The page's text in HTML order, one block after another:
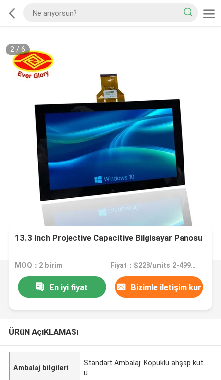
2/ 6
13.3 Inch Projective Capacitive Bilgisayar Panosu
MOQ：2 birim Fiyat：$228/units 2-499 units
En iyi fiyat Bizimle iletişim kur
ÜRüN AçıKLAMASı
Ambalaj bilgileri
Standart Ambalaj: Köpüklü ahşap kut
u